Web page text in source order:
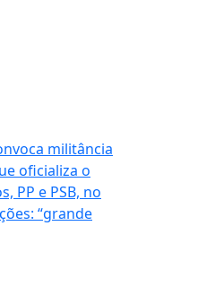
militância
oficializa o
PP e PSB, no
“grande